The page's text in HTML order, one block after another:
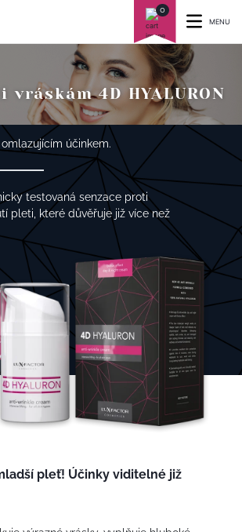
0
MENU
4D HYALURON
účinkem.
testovaná senzace proti
pleti, které důvěřuje již více než
pleť! Účinky viditelné již